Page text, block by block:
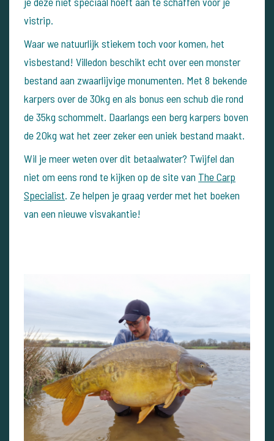
vistrip.
Waar we natuurlijk stiekem toch voor komen, het
visbestand! Villedon beschikt echt over een monster
bestand aan zwaarlijvige monumenten. Met 8 bekende
karpers over de 30kg en als bonus een schub die rond
de 35kg schommelt. Daarlangs een berg karpers boven
de 20kg wat het zeer zeker een uniek bestand maakt.
Wil je meer weten over dit betaalwater? Twijfel dan
niet om eens rond te kijken op de site van The Carp
Specialist. Ze helpen je graag verder met het boeken
van een nieuwe visvakantie!